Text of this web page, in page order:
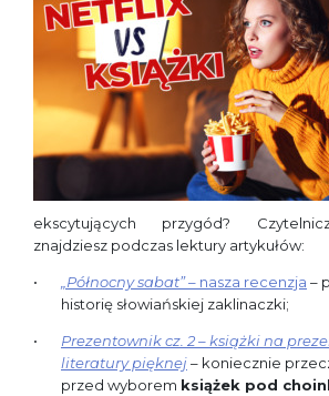
ekscytujących przygód?
znajdziesz podczas lektury artykułów:
„Północny sabat”– nasza recenzja –
historię słowiańskiej zaklinaczki;
Prezentownik cz. 2 – książki na
literatury pięknej– koniecznie
przed wyborem książek pod